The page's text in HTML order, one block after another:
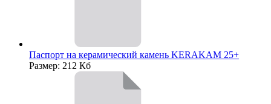
Паспорт на керамический камень KERAKAM 25+
Размер: 212 Кб